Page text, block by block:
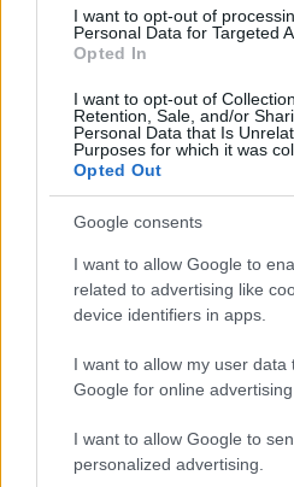
I want to opt-out of
Personal Data for Targeted
Opted In
I want to opt-out of
Retention, Sale, and/or
Personal Data that Is
Purposes for which it was
Opted Out
Google consents
I want to allow Google to
related to advertising like
device identifiers in apps.
I want to allow my user data
Google for online
I want to allow Google to
personalized advertising.
E-MOBILITY / 2023. FEBR. 2.
Vergne: A
gumikkal szinte
beton szilárdságú gumijaival.
elkezdődött, máris láthattunk pár